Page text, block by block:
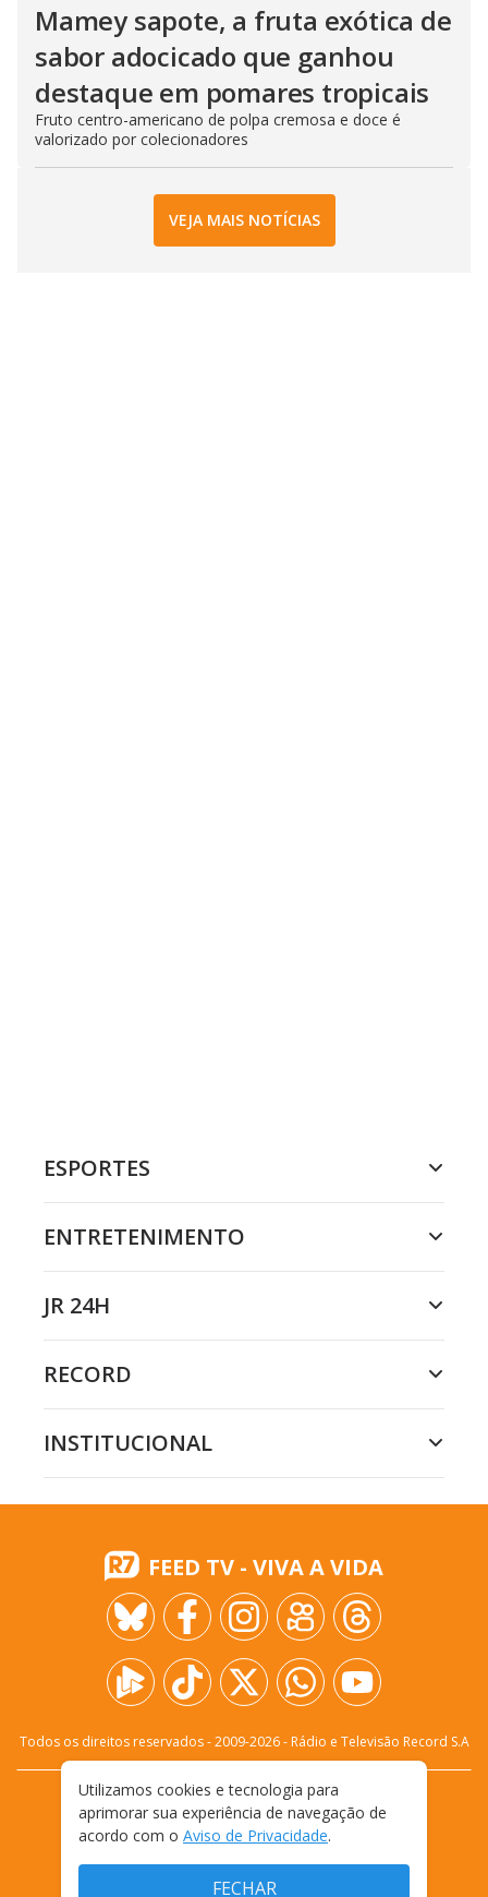
Mamey sapote, a fruta exótica de
sabor adocicado que ganhou
destaque em pomares tropicais
Fruto centro-americano de polpa cremosa e doce é
valorizado por colecionadores
VEJA MAIS NOTÍCIAS
ESPORTES
ENTRETENIMENTO
JR 24H
RECORD
INSTITUCIONAL
FEED TV - VIVA A VIDA
Todos os direitos reservados - 2009-2026- Rádio e Televisão Record S.A
FALE CONOSCO
PRIVACIDADE
TERMOS E CONDIÇÕES DE USO
Utilizamos cookies e tecnologia para
aprimorar sua experiência de navegação de
acordo com o Aviso de Privacidade.
FECHAR